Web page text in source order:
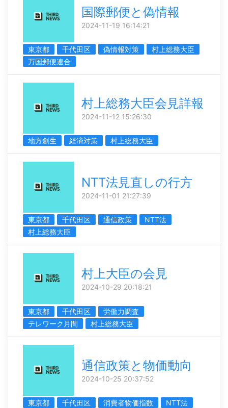
国際郵便と偽情報
2024-11-19 16:14:21
東京都 千代田区 偽情報対策
村上総務大臣
万国郵便連合
村上総務大臣会見詳報
2024-11-12 15:26:30
地方創生 経済対策 村上総務大臣
NTT法見直しの行方
2024-11-01 21:27:39
東京都 千代田区 通信政策
NTT法
村上総務大臣
村上大臣の会見
2024-10-29 20:18:21
東京都 千代田区
労働力調査
テレワーク月間
村上総務大臣
通信政策と物価動向
2024-10-25 20:37:52
東京都 千代田区 消費者物価指数
NTT法